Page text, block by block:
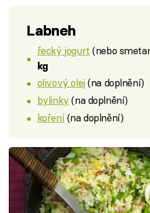
Labneh
řecký jogurt (nebo
kg
olivový olej(na doplnění)
bylinky (na doplnění)
koření(na doplnění)